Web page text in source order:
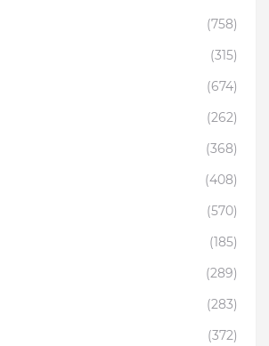
(758)
(315)
(674)
(262)
(368)
(408)
(570)
(185)
(289)
(283)
(372)